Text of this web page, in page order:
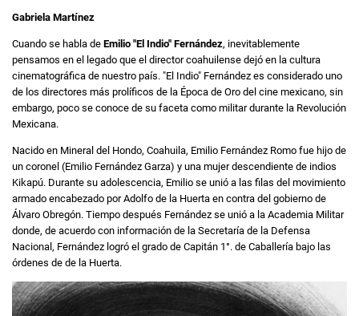
Gabriela Martínez
Cuando se habla de Emilio "El Indio" Fernández, inevitablemente
pensamos en el legado que el director coahuilense dejó en la cultura
cinematográfica de nuestro país. "El Indio" Fernández es considerado uno
de los directores más prolíficos de la Época de Oro del cine mexicano, sin
embargo, poco se conoce de su faceta como militar durante la Revolución
Mexicana.
Nacido en Mineral del Hondo, Coahuila, Emilio Fernández Romo fue hijo de
un coronel (Emilio Fernández Garza) y una mujer descendiente de indios
Kikapú. Durante su adolescencia, Emilio se unió a las filas del movimiento
armado encabezado por Adolfo de la Huerta en contra del gobierno de
Álvaro Obregón. Tiempo después Fernández se unió a la Academia Militar
donde, de acuerdo con información de la Secretaría de la Defensa
Nacional, Fernández logró el grado de Capitán 1°. de Caballería bajo las
órdenes de de la Huerta.